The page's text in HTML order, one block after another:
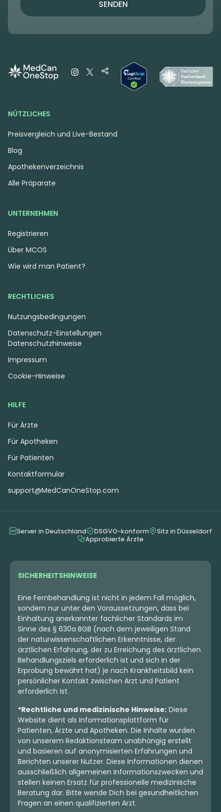
SENDEN
NÜTZLICHES
Preisvergleich und Live-Bestand
Blog
Apothekenverzeichnis
Alle Präparate
UNTERNEHMEN
Registrieren
Über MCOS
Wie wird man Patient?
HILFE
Für Ärzte
Für Apotheken
Für Patienten
Kontaktformular
support@MedCanOneStop.com
RECHTLICHES
Nutzungsbedingungen
Datenschutzhinweise
Impressum
Cookie-Hinweise
Datenschutz-Einstellungen
Server in Deutschland DSGVO-konform
Sitz in Düsseldorf
Approbierte Ärzte
SICHERHEITSHINWEISE
Eine Fernbehandlung ist nicht in jedem Fall möglich,
sondern nur unter den Voraussetzungen, dass bei
Einhaltung anerkannter fachlicher Standards im
Sinne des § 630a BGB (nach dem jeweiligen Stand
der naturwissenschaftlichen Erkenntnisse, der
ärztlichen Erfahrung, der zu Erreichung des ärztlichen
Behandlungsziels erforderlich ist und sich in der
Erprobung bewährt hat) je nach Krankheitsbild kein
persönlicher Kontakt zwischen Arzt und Patient
erforderlich ist.
*Rechtliche und medizinische Hinweise: Diese
Website dient als Informationsplattform für
Patienten, Ärzte und Apotheken. Die Inhalte wurden
von unserem Redaktionsteam unabhängig erstellt
und basieren auf anonymisierten Erfahrungen und
Berichten unserer Nutzer. Diese Informationen dienen
ausschließlich allgemeinen Informationszwecken und
stellen keinen Ersatz für professionelle medizinische
Beratung dar. Bitte wende Dich bei gesundheitlichen
Fragen an einen qualifizierten Arzt.